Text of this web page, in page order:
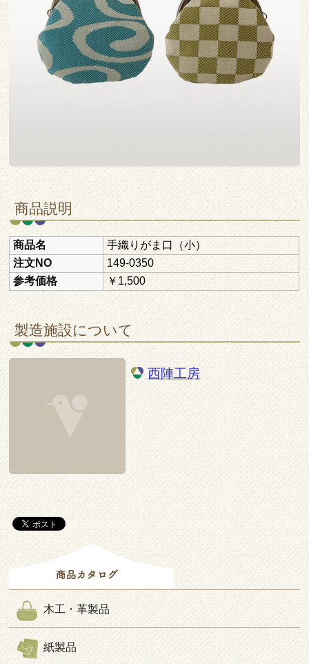
商品説明
商品名
手織りがま口（小）
注文NO
149-0350
参考価格
￥1,500
製造施設について
西陣工房
木工・革製品
紙製品